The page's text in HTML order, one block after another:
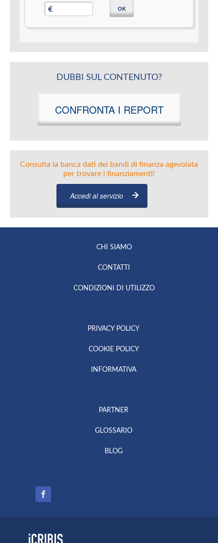
€ OK
DUBBI SUL CONTENUTO?
CONFRONTA I REPORT
Consulta la banca dati dei bandi di finanza agevolata
per trovare i finanziamenti!
Accedi al servizio
CHI SIAMO
CONTATTI
CONDIZIONI DI UTILIZZO
PRIVACY POLICY
COOKIE POLICY
INFORMATIVA
PARTNER
GLOSSARIO
BLOG